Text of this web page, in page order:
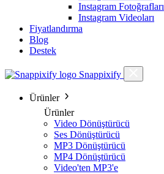
Instagram Fotoğrafları
Instagram Videoları
Fiyatlandırma
Blog
Destek
Snappixify
Ürünler
Ürünler
Video Dönüştürücü
Ses Dönüştürücü
MP3 Dönüştürücü
MP4 Dönüştürücü
Video'ten MP3'e